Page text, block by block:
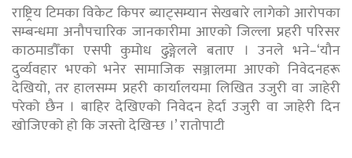
राष्ट्रिय टिमका विकेट किपर ब्याट्सम्यान सेखबारे लागेको आरोपका
सम्बन्धमा अनौपचारिक जानकारीमा आएको जिल्ला प्रहरी परिसर
काठमाडौँका एसपी कुमोध ढुङ्गेलले बताए । उनले भने–‘यौन
दुर्व्यवहार भएको भनेर सामाजिक सञ्जालमा आएको निवेदनहरू
देखियो, तर हालसम्म प्रहरी कार्यालयमा लिखित उजुरी वा जाहेरी
परेको छैन । बाहिर देखिएको निवेदन हेर्दा उजुरी वा जाहेरी दिन
खोजिएको हो कि जस्तो देखिन्छ ।’ रातोपाटी